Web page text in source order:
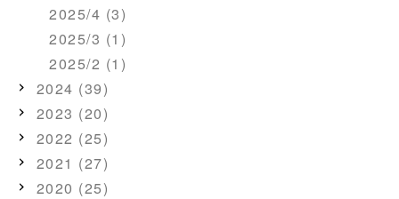
2025/4 (3)
2025/3 (1)
2025/2 (1)
2024 (39)
2023 (20)
2022 (25)
2021 (27)
2020 (25)